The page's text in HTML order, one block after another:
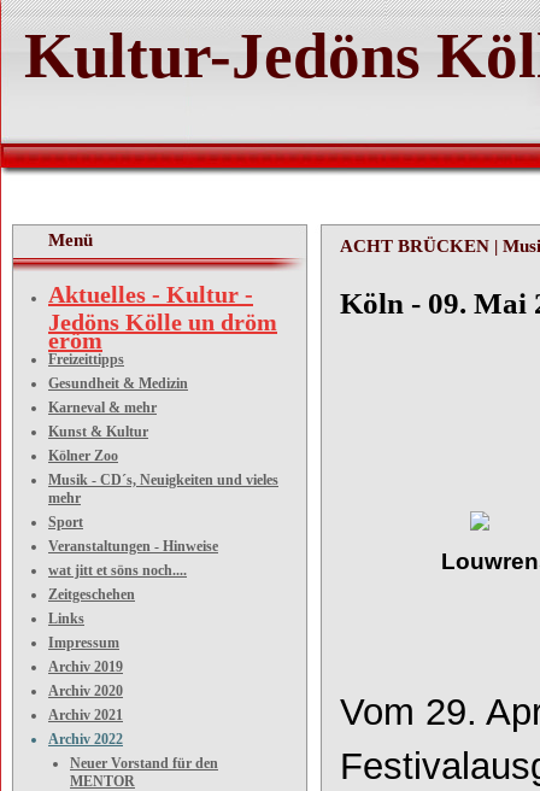
Kultur-Jedöns
Menü
Aktuelles - Kultur -
Jedöns Kölle un dröm
eröm
Freizeittipps
Gesundheit & Medizin
Karneval & mehr
Kunst & Kultur
Kölner Zoo
Musik - CD´s, Neuigkeiten und vieles
mehr
Sport
Veranstaltungen - Hinweise
wat jitt et söns noch....
Zeitgeschehen
Links
Impressum
Archiv 2019
Archiv 2020
Archiv 2021
Archiv 2022
Neuer Vorstand für den
MENTOR
ACHT BRÜCKEN |
Köln - 09. Mai
Vom 29.